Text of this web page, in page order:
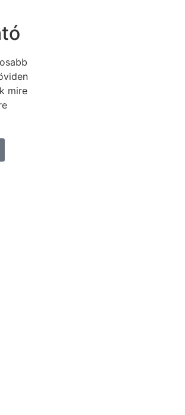
mire